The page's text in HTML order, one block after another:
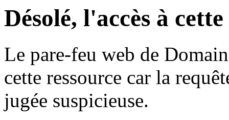
Désolé, l'accès à
Le pare-feu web de
cette ressource car la
jugée suspicieuse.